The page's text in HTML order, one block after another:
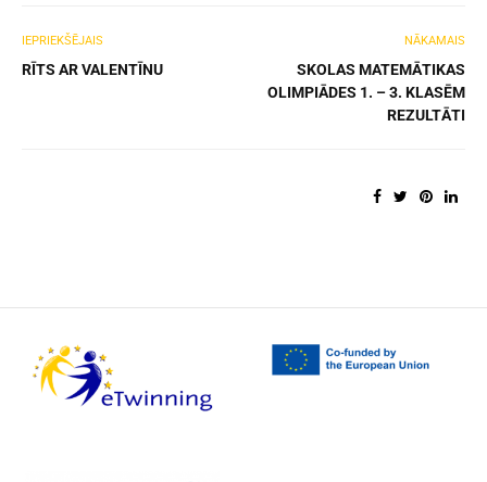
IEPRIEKŠĒJAIS
RĪTS AR VALENTĪNU
NĀKAMAIS
SKOLAS MATEMĀTIKAS
OLIMPIĀDES 1. – 3. KLASĒM
REZULTĀTI